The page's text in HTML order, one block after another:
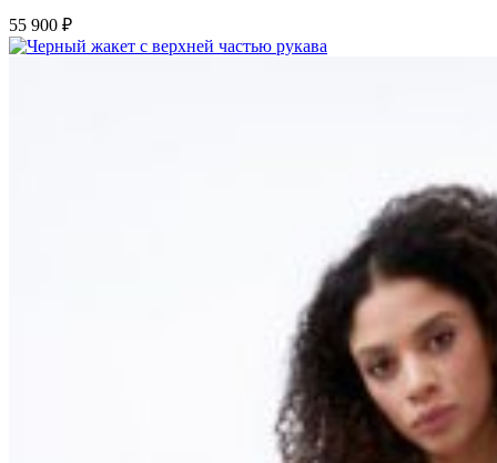
55 900 ₽